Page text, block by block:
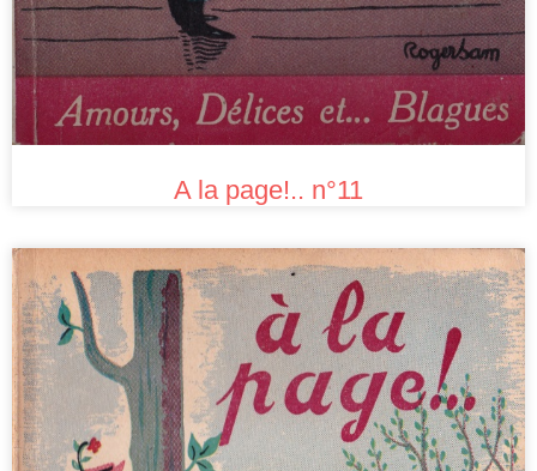
A la page!.. n°11